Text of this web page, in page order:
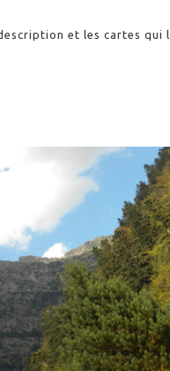
et les cartes qui